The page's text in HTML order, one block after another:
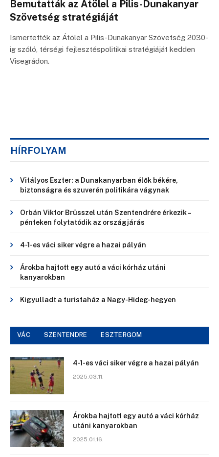
Bemutatták az Átölel a Pilis-Dunakanyar
Szövetség stratégiáját
Ismertették az Átölel a Pilis-Dunakanyar Szövetség 2030-
ig szóló, térségi fejlesztéspolitikai stratégiáját kedden
Visegrádon.
HÍRFOLYAM
Vitályos Eszter: a Dunakanyarban élők békére,
biztonságra és szuverén politikára vágynak
Orbán Viktor Brüsszel után Szentendrére érkezik –
pénteken folytatódik az országjárás
4-1-es váci siker végre a hazai pályán
Árokba hajtott egy autó a váci kórház utáni
kanyarokban
Kigyulladt a turistaház a Nagy-Hideg-hegyen
VÁC SZENTENDRE ESZTERGOM
4-1-es váci siker végre a hazai pályán
2025.03.11.
Árokba hajtott egy autó a váci kórház
utáni kanyarokban
2025.01.16.